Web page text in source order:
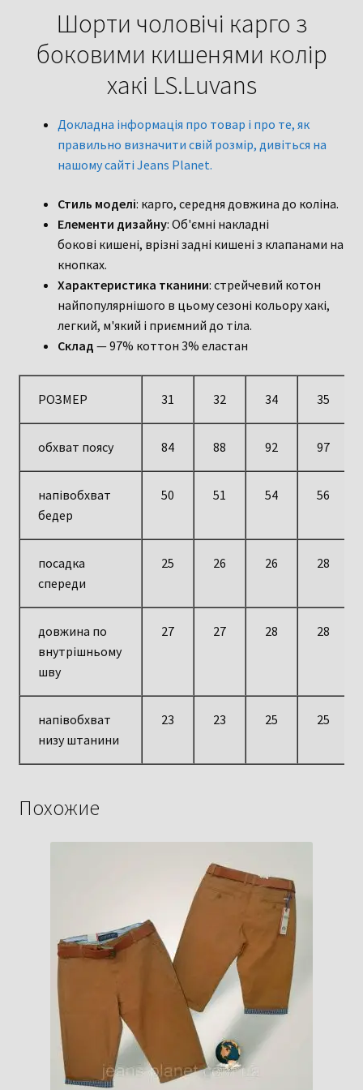
Шорти чоловічі карго з
боковими кишенями колір
хакі LS.Luvans
Докладна інформація про товар і про те, як
правильно визначити свій розмір, дивіться на
нашому сайті Jeans Planet.
Стиль моделі: карго, середня довжина до коліна.
Елементи дизайну: Об'ємні накладні
бокові кишені, врізні задні кишені з клапанами на
кнопках.
Характеристика тканини: стрейчевий котон
найпопулярнішого в цьому сезоні кольору хакі,
легкий, м'який і приємний до тіла.
Склад — 97% коттон 3% еластан
РОЗМЕР 31 32 34 35
обхват поясу 84 88 92 97
напівобхват
бедер
50 51 54 56
посадка
спереди
25 26 26 28
довжина по
внутрішньому
шву
27 27 28 28
напівобхват
низу штанини
23 23 25 25
Похожие